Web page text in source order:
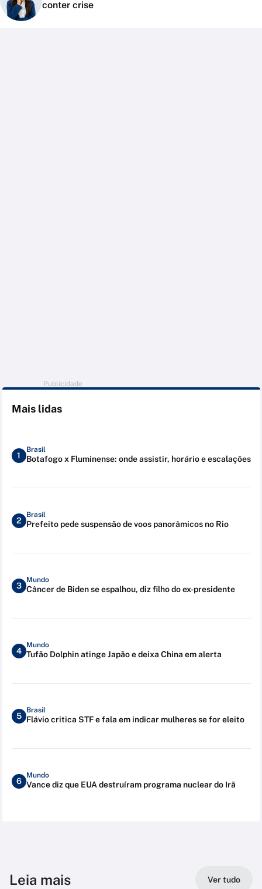
conter crise
Publicidade
Mais lidas
1
Brasil
Botafogo x Fluminense: onde assistir, horário e escalações
2
Brasil
Prefeito pede suspensão de voos panorâmicos no Rio
3
Mundo
Câncer de Biden se espalhou, diz filho do ex-presidente
4
Mundo
Tufão Dolphin atinge Japão e deixa China em alerta
5
Brasil
Flávio critica STF e fala em indicar mulheres se for eleito
6
Mundo
Vance diz que EUA destruíram programa nuclear do Irã
Leia mais Ver tudo